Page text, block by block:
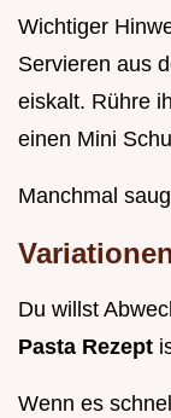
Wichtiger
Servieren aus
eiskalt. Rühre
einen Mini
Manchmal
Du willst
Pasta Rezept
Wenn es